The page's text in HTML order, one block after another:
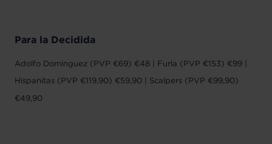
Para la Decidida
Adolfo Dominguez (PVP €69) €48 | Furla (PVP €153) €99 |
Hispanitas (PVP €119,90) €59,90 | Scalpers (PVP €99,90)
€49,90